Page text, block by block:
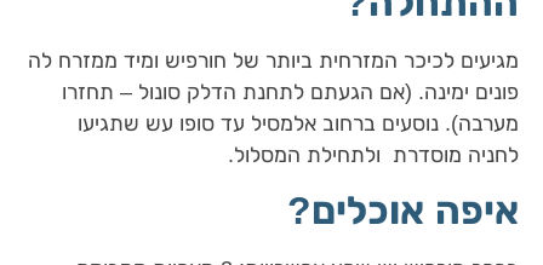
מגיעים לכיכר המזרחית ביותר של חורפיש ומיד ממזרח לה
פונים ימינה. (אם הגעתם לתחנת הדלק סונול – תחזרו
מערבה). נוסעים ברחוב אלמסיל עד סופו עש שתגיעו
לחניה מוסדרת ולתחילת המסלול.
איפה אוכלים?